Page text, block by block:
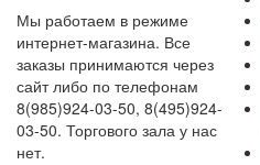
Мы работаем в режиме
интернет-магазина. Все
заказы принимаются через
сайт либо по телефонам
8(985)924-03-50, 8(495)924-
03-50. Торгового зала у нас
нет.